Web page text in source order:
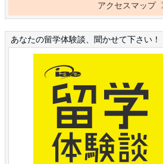
アクセスマップ
あなたの留学体験談、聞かせて下さい！